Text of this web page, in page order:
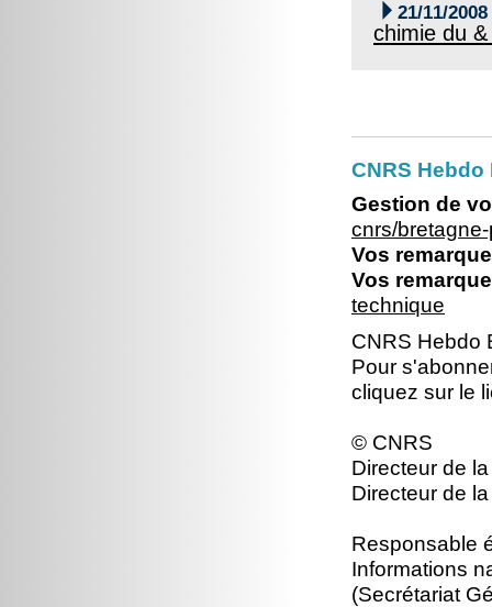
 21/11/2008
chimie du
CNRS
Gestion de
cnrs/
Vos
Vos
technique
CNRS Hebdo
Pour
cliquez sur le
© CNRS
Directeur de
Directeur de
Responsable
Informations
(Secrétariat